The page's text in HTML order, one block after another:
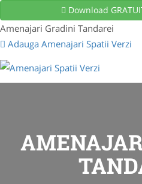
Download
Amenajari Gradini Tandarei
Adauga Amenajari Spatii Verzi